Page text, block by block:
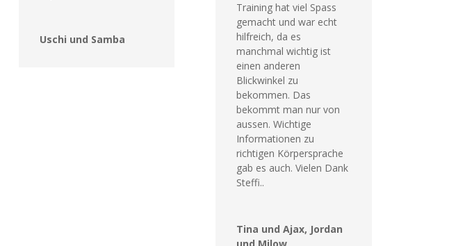
Uschi und Samba
Training hat viel Spass
gemacht und war echt
hilfreich, da es
manchmal wichtig ist
einen anderen
Blickwinkel zu
bekommen. Das
bekommt man nur von
aussen. Wichtige
Informationen zu
richtigen Körpersprache
gab es auch. Vielen Dank
Steffi..
Tina und Ajax, Jordan